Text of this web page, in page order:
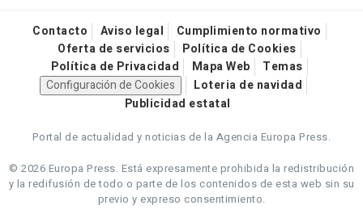
Contacto Aviso legal
Cumplimiento normativo
Oferta de servicios
Política de Cookies
Política de Privacidad
Mapa Web
Temas
Configuración de Cookies
Loteria de navidad
Publicidad estatal
Portal de actualidad y noticias de la Agencia Europa Press.
© 2026 Europa Press. Está expresamente prohibida la redistribución
y la redifusión de todo o parte de los contenidos de esta web sin su
previo y expreso consentimiento.